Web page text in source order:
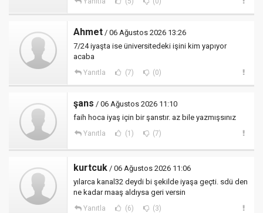
Ahmet / 06 Ağustos 2026 13:26
7/24 iyaşta ise üniversitedeki işini kim yapıyor
acaba
Yanıtla (7) (0)
şans / 06 Ağustos 2026 11:10
faih hoca iyaş için bir şanstır. az bile yazmışsınız
Yanıtla (1) (7)
kurtcuk / 06 Ağustos 2026 11:06
yılarca kanal32 deydi bi şekilde iyaşa geçti. sdü den
ne kadar maaş aldıysa geri versin
Yanıtla (6) (3)